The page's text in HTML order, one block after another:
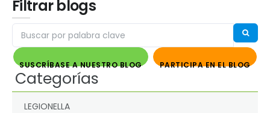
Filtrar blogs
SUSCRÍBASE A NUESTRO BLOG PARTICIPA EN EL BLOG
Categorías
LEGIONELLA